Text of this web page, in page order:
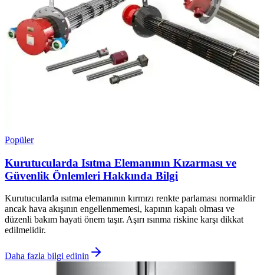
Popüler
Kurutucularda Isıtma Elemanının Kızarması ve
Güvenlik Önlemleri Hakkında Bilgi
Kurutucularda ısıtma elemanının kırmızı renkte parlaması normaldir
ancak hava akışının engellenmemesi, kapının kapalı olması ve
düzenli bakım hayati önem taşır. Aşırı ısınma riskine karşı dikkat
edilmelidir.
Daha fazla bilgi edinin